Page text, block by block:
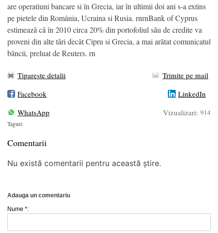
are operatiuni bancare si în Grecia, iar în ultimii doi ani s-a extins
pe pietele din România, Ucraina si Rusia. rnrnBank of Cyprus
estimeazã cã în 2010 circa 20% din portofoliul sãu de credite va
proveni din alte tãri decât Cipru si Grecia, a mai arãtat comunicatul
bãncii, preluat de Reuters. rn
Tipareste detalii
Trimite pe mail
Facebook
LinkedIn
WhatsApp
Vizualizari: 914
Taguri:
Comentarii
Nu există comentarii pentru această știre.
Adauga un comentariu
Nume *: